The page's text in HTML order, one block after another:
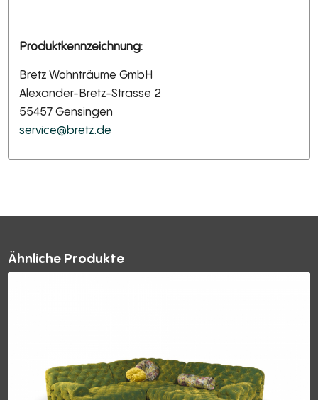
Produktkennzeichnung:
Bretz Wohnträume GmbH
Alexander-Bretz-Strasse 2
55457 Gensingen
service@bretz.de
Ähnliche Produkte